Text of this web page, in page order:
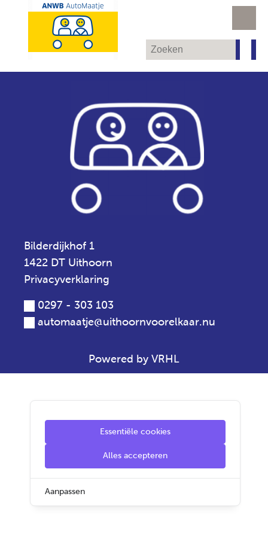
Bilderdijkhof 1
1422 DT Uithoorn
Privacyverklaring
0297 - 303 103
automaatje@uithoornvoorelkaar.nu
Powered by VRHL
Essentiële cookies
Alles accepteren
Aanpassen